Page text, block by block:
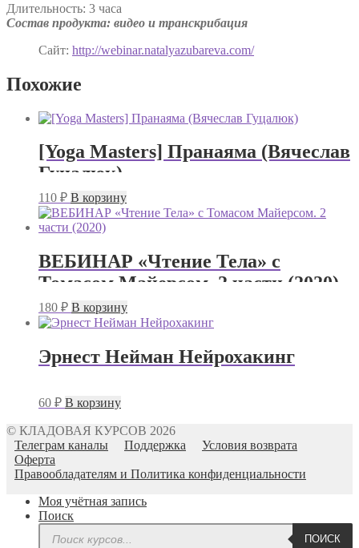
Длительность: 3 часа
Состав продукта: видео и транскрибация
Сайт: http://webinar.natalyazubareva.com/
Похожие
[Yoga Masters] Пранаяма (Вячеслав
Гуцалюк)
110 ₽ В корзину
ВЕБИНАР «Чтение Тела» с
Томасом Майерсом. 2 части (2020)
180 ₽ В корзину
Эрнест Нейман Нейрохакинг
60 ₽ В корзину
© КЛАДОВАЯ КУРСОВ 2026
Телеграм каналы
Поддержка
Условия возврата
Оферта
Правообладателям и Политика конфиденциальности
Моя учётная запись
Поиск
Поиск
товаров
ПОИСК